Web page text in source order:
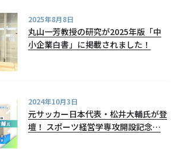
2025年8月8日
丸山一芳教授の研究が2025年版「中
小企業白書」に掲載されました！
2024年10月3日
元サッカー日本代表・松井大輔氏が登
壇！ スポーツ経営学専攻開設記念講